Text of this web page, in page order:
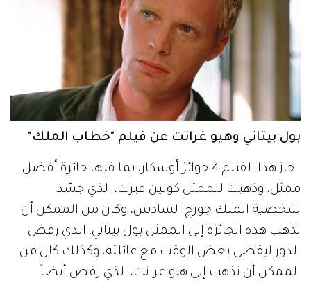
بول بيتاني وهيو غرانت عن فيلم "خطاب الملك"
حاز هذا الفيلم 4 جوائز أوسكار، بما فيها جائزة أفضل
ممثل، وذهبت للممثل كولين فيرث، الذي جسّد
شخصية الملك جورج السادس، وكان من الممكن أن
تذهب هذه الجائزة إلى الممثل بول بيتاني، الذي رفض
الدور ليقضي بعض الوقت مع عائلته، وكذلك كان من
الممكن أن تذهب إلى هيو غرانت، الذي رفض أيضاً